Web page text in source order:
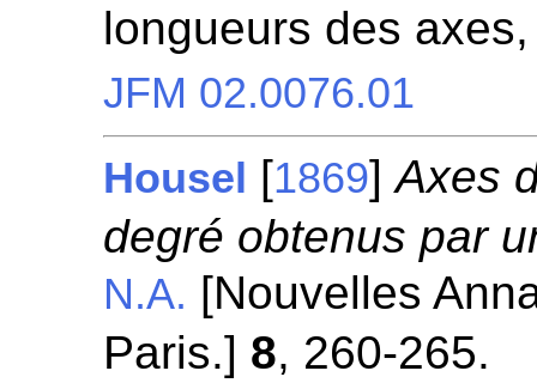
longueurs des
JFM 02.0076.01
Housel [1869]Axes
degré obtenus par
N.A. [Nouvelles
Paris.] 8, 260-265.